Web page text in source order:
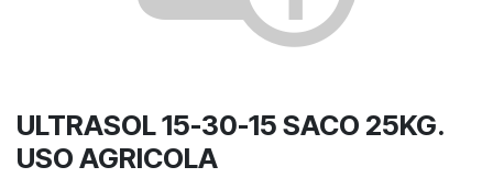
ULTRASOL 15-30-15 SACO 25KG.
USO AGRICOLA